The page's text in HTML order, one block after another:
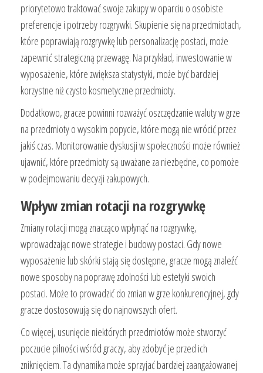
priorytetowo traktować swoje zakupy w oparciu o osobiste
preferencje i potrzeby rozgrywki. Skupienie się na przedmiotach,
które poprawiają rozgrywkę lub personalizację postaci, może
zapewnić strategiczną przewagę. Na przykład, inwestowanie w
wyposażenie, które zwiększa statystyki, może być bardziej
korzystne niż czysto kosmetyczne przedmioty.
Dodatkowo, gracze powinni rozważyć oszczędzanie waluty w grze
na przedmioty o wysokim popycie, które mogą nie wrócić przez
jakiś czas. Monitorowanie dyskusji w społeczności może również
ujawnić, które przedmioty są uważane za niezbędne, co pomoże
w podejmowaniu decyzji zakupowych.
Wpływ zmian rotacji na rozgrywkę
Zmiany rotacji mogą znacząco wpłynąć na rozgrywkę,
wprowadzając nowe strategie i budowy postaci. Gdy nowe
wyposażenie lub skórki stają się dostępne, gracze mogą znaleźć
nowe sposoby na poprawę zdolności lub estetyki swoich
postaci. Może to prowadzić do zmian w grze konkurencyjnej, gdy
gracze dostosowują się do najnowszych ofert.
Co więcej, usunięcie niektórych przedmiotów może stworzyć
poczucie pilności wśród graczy, aby zdobyć je przed ich
zniknięciem. Ta dynamika może sprzyjać bardziej zaangażowanej